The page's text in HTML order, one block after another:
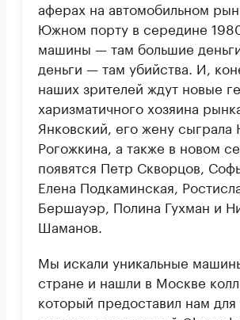
аферах на автомобильном
Южном порту в середине
машины — там большие
деньги — там убийства. И,
наших зрителей ждут новые
харизматичного хозяина
Янковский, его жену сыграла
Рогожкина, а также в новом
появятся Петр Скворцов,
Елена Подкаминская,
Бершауэр, Полина Гухман и
Шаманов.
Мы искали уникальные
стране и нашли в Москве
который предоставил нам